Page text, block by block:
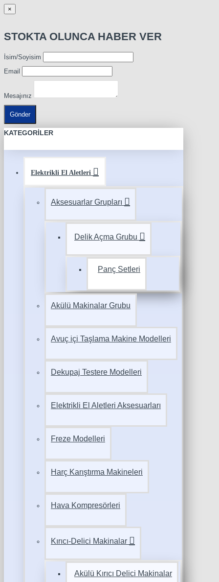
×
STOKTA OLUNCA HABER VER
İsim/Soyisim
Email
Mesajınız
Gönder
KATEGORILER
Elektrikli El Aletleri
Aksesuarlar Grupları
Delik Açma Grubu
Panç Setleri
Akülü Makinalar Grubu
Avuç içi Taşlama Makine Modelleri
Dekupaj Testere Modelleri
Elektrikli El Aletleri Aksesuarları
Freze Modelleri
Harç Karıştırma Makineleri
Hava Kompresörleri
Kırıcı-Delici Makinalar
Akülü Kırıcı Delici Makinalar